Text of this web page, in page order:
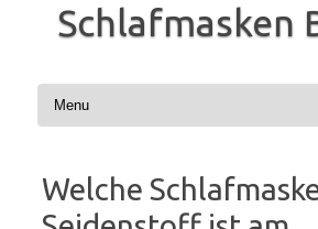
Schlafmasken
Welche